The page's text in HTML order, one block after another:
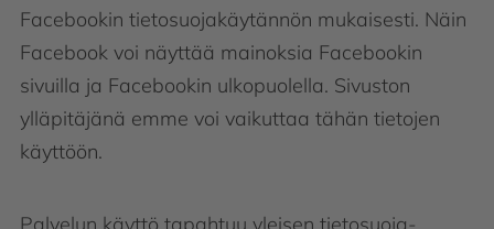
Facebookin tietosuojakäytännön mukaisesti. Näin
Facebook voi näyttää mainoksia Facebookin
sivuilla ja Facebookin ulkopuolella. Sivuston
ylläpitäjänä emme voi vaikuttaa tähän tietojen
käyttöön.